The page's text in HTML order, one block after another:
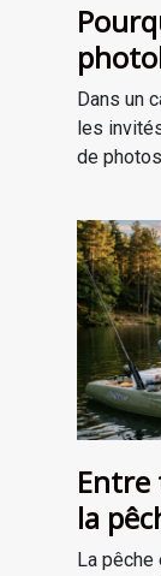
Dans un
les
de
la
une
La